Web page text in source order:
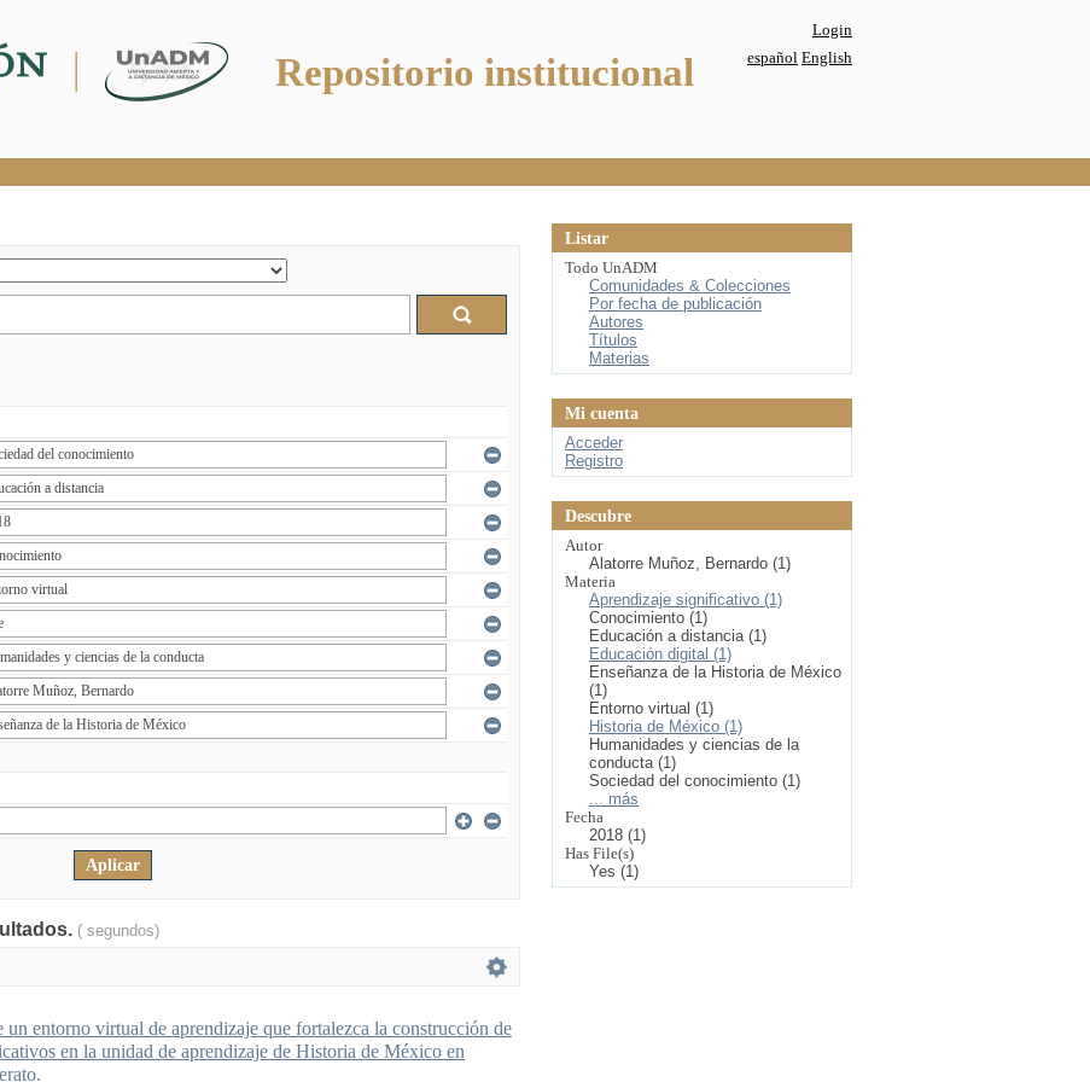
Repositorio institucional
Login
español English
( segundos)
un entorno virtual de aprendizaje que fortalezca la construcción de
en la unidad de aprendizaje de Historia de México en
Listar
Todo UnADM
Comunidades & Colecciones
Por fecha de publicación
Autores
Títulos
Materias
Mi cuenta
Acceder
Registro
Descubre
Autor
Alatorre Muñoz, Bernardo (1)
Materia
Aprendizaje significativo (1)
Conocimiento (1)
Educación a distancia (1)
Educación digital (1)
Enseñanza de la Historia de México
(1)
Entorno virtual (1)
Historia de México (1)
Humanidades y ciencias de la
conducta (1)
Sociedad del conocimiento (1)
... más
Fecha
2018 (1)
Has File(s)
Yes (1)